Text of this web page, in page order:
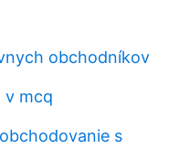
obchodníkov
v mcq
s